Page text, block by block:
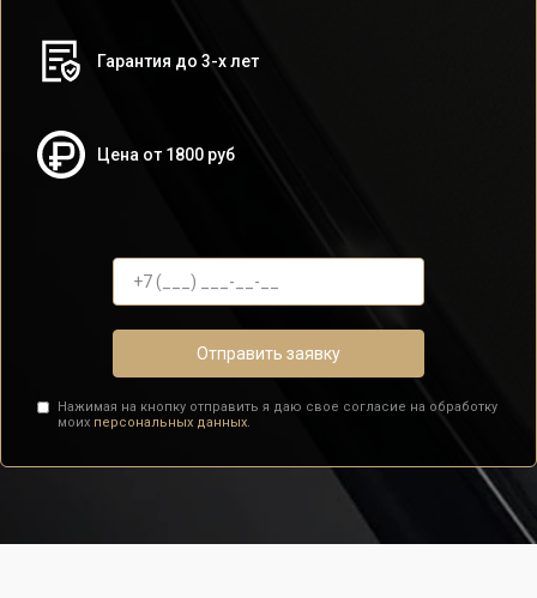
Гарантия до 3-х лет
Цена от 1800 руб
Отправить заявку
Нажимая на кнопку отправить я даю свое согласие на обработку
моих персональных данных.